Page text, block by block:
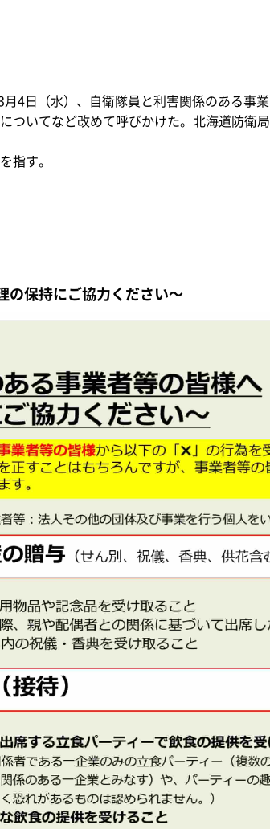
4日（水）、自衛隊員と利害関係のある事業
ついてなど改めて呼びかけた。北海道防衛局
指す。
の保持にご協力ください～